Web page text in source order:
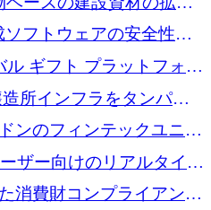
フトウェアの安全性を
万ドルを調達
ル ギフト プラットフォー
500 万ドルを調達
造所インフラをタンパク
に 700 万ユーロを調達
ンのフィンテックユニコ
リバー・プリル氏
ザー向けのリアルタイム
イヤーを構築するために
消費財コンプライアンス